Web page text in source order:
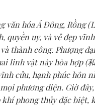
văn hóa Á Đông, Rồng
quyền uy, và vẻ đẹp
thành công. Phượng
linh vật này hòa hợp (
cửu, hạnh phúc hôn
phương diện. Giờ
khí phong thủy đặc biệt,